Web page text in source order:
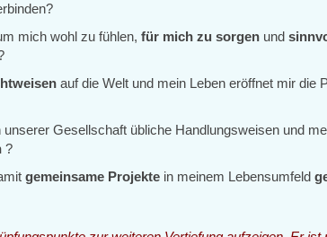
mich wohl zu fühlen,für mich zu sorgen und
auf die Welt und mein Leben eröffnet mir die
unserer Gesellschaft übliche Handlungsweisen und
?
gemeinsame Projekte in meinem Lebensumfeld